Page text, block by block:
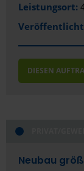
Bad Segeberg
Bad Vilbel
Baden-Baden
Bamberg
Bensheim
Leistungsort:
DIESEN
Neubau